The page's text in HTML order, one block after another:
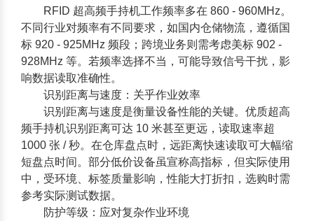
RFID 超高频手持机工作频率多在 860 - 960MHz。
不同行业对频率有不同要求，如国内仓储物流，遵循国
标 920 - 925MHz 频段；跨境业务则需考虑美标 902 -
928MHz 等。若频率选择不当，可能导致信号干扰，影
响数据读取准确性。
识别距离与速度：关乎作业效率
识别距离与速度是衡量设备性能的关键。优质超高
频手持机识别距离可达 10 米甚至更远，读取速率超
1000 张 / 秒。在仓库盘点时，远距离快速读取可大幅缩
短盘点时间。部分低价设备虽宣称高指标，但实际使用
中，受环境、标签质量影响，性能大打折扣，选购时需
参考实际测试数据。
防护等级：应对复杂作业环境